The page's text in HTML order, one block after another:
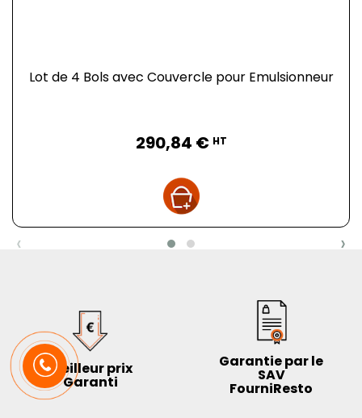
Lot de 4 Bols avec Couvercle pour Emulsionneur
290,84 € HT
‹ ›
Meilleur prix
Garanti
Garantie par le
SAV
FourniResto